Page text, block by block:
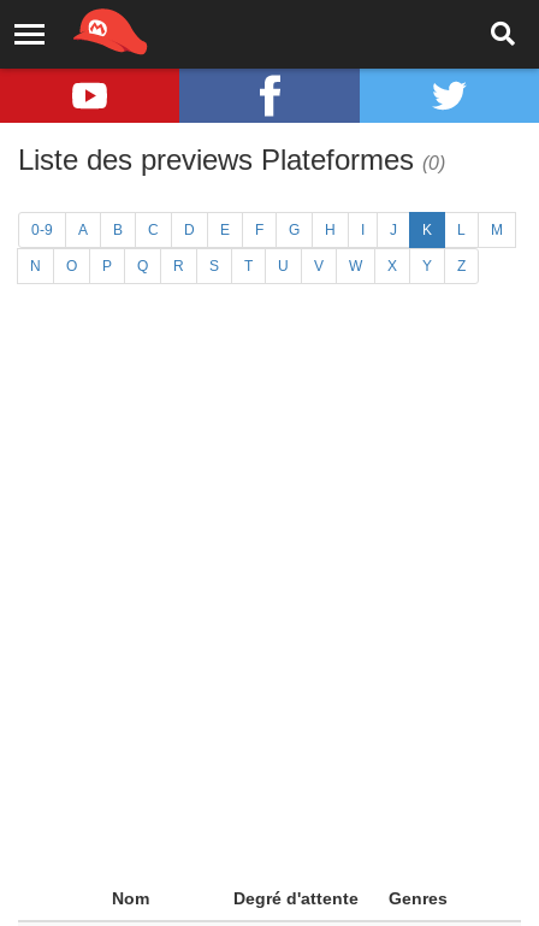
Liste des previews Plateformes (0)
0-9 A B C D E F G H J K L M
N O P Q R S T U V W X Y Z
Nom Degré d'attente Genres